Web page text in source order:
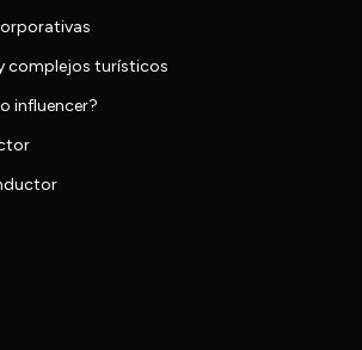
complejos turísticos
influencer?